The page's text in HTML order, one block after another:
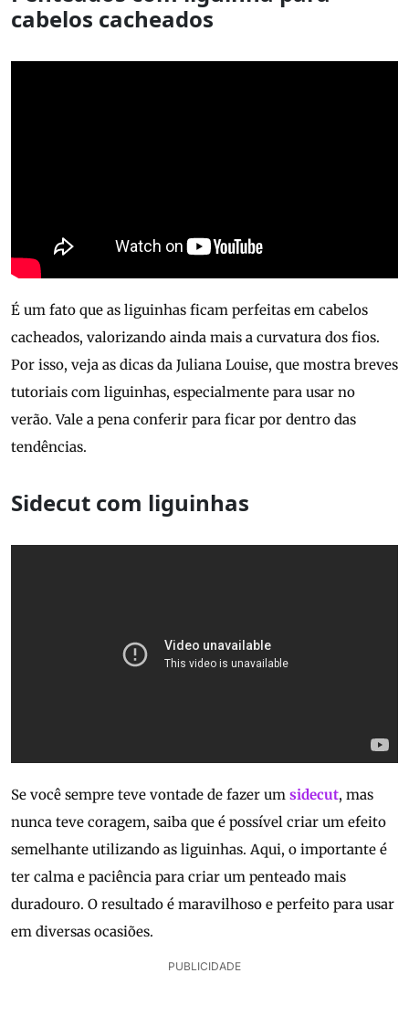
cabelos cacheados
É um fato que as liguinhas ficam perfeitas em cabelos
cacheados, valorizando ainda mais a curvatura dos fios.
Por isso, veja as dicas da Juliana Louise, que mostra breves
tutoriais com liguinhas, especialmente para usar no
verão. Vale a pena conferir para ficar por dentro das
tendências.
Sidecut com liguinhas
Se você sempre teve vontade de fazer um sidecut, mas
nunca teve coragem, saiba que é possível criar um efeito
semelhante utilizando as liguinhas. Aqui, o importante é
ter calma e paciência para criar um penteado mais
duradouro. O resultado é maravilhoso e perfeito para usar
em diversas ocasiões.
PUBLICIDADE